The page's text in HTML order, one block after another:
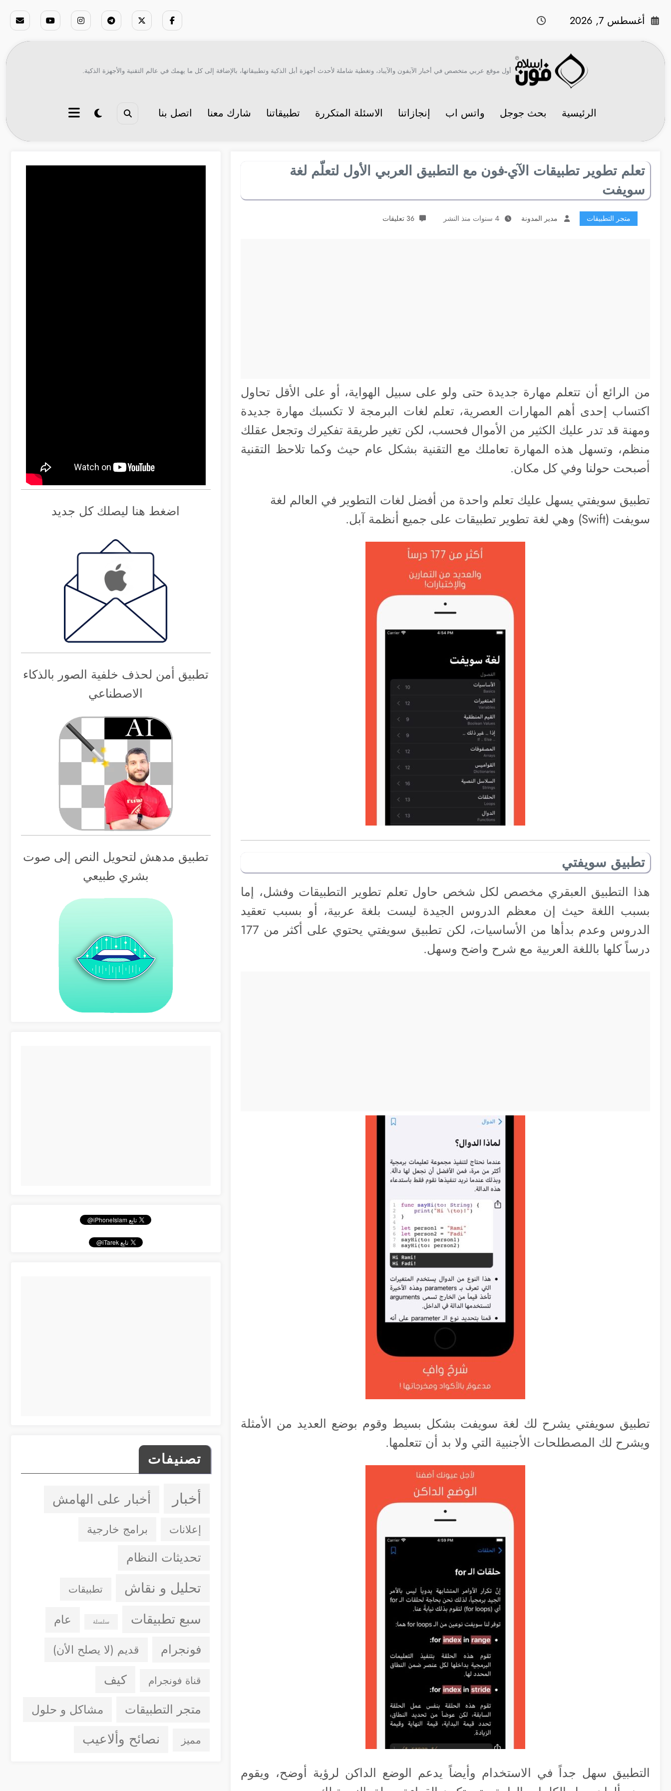
أغسطس 7, 2026
أول موقع عربي متخصص في أخبار الآيفون والآيباد، وتغطية شاملة لأحدث أجهزة أبل الذكية وتطبيقاتها، بالإضافة إلى كل ما يهمك في عالم التقنية والأجهزة الذكية.
الرئيسية بحث جوجل واتس اب إنجازاتنا الاسئلة المتكررة تطبيقاتنا شارك معنا اتصل بنا
تعلم تطوير تطبيقات الآي-فون مع التطبيق العربي الأول لتعلّم لغة
سويفت
متجر التطبيقات مدير المدونة 4 سنوات منذ النشر 36 تعليقات
من الرائع أن تتعلم مهارة جديدة حتى ولو على سبيل الهواية، أو على الأقل تحاول
اكتساب إحدى أهم المهارات العصرية، تعلم لغات البرمجة لا تكسبك مهارة جديدة
ومهنة قد تدر عليك الكثير من الأموال فحسب، لكن تغير طريقة تفكيرك وتجعل عقلك
منظم، وتسهل هذه المهارة تعاملك مع التقنية بشكل عام حيث وكما تلاحظ التقنية
أصبحت حولنا وفي كل مكان.
تطبيق سويفتي يسهل عليك تعلم واحدة من أفضل لغات التطوير في العالم لغة
سويفت (Swift) وهي لغة تطوير تطبيقات على جميع أنظمة آبل.
تطبيق سويفتي
هذا التطبيق العبقري مخصص لكل شخص حاول تعلم تطوير التطبيقات وفشل، إما
بسبب اللغة حيث إن معظم الدروس الجيدة ليست بلغة عربية، أو بسبب تعقيد
الدروس وعدم بدأها من الأساسيات، لكن تطبيق سويفتي يحتوي على أكثر من 177
درساً كلها باللغة العربية مع شرح واضح وسهل.
تطبيق سويفتي يشرح لك لغة سويفت بشكل بسيط وقوم بوضع العديد من الأمثلة
ويشرح لك المصطلحات الأجنبية التي ولا بد أن تتعلمها.
التطبيق سهل جداً في الاستخدام وأيضاً يدعم الوضع الداكن لرؤية أوضح، ويقوم
اضغط هنا ليصلك كل جديد
تطبيق أمن لحذف خلفية الصور بالذكاء
الاصطناعي
تطبيق مدهش لتحويل النص إلى صوت
بشري طبيعي
تصنيفات
أخبار أخبار على الهامش
إعلانات برامج خارجية
تحديثات النظام
تحليل و نقاش تطبيقات
سبع تطبيقات سلسلة عام
فونجرام قديم (لا يصلح الأن)
قناة فونجرام كيف
متجر التطبيقات مشاكل و حلول
مميز نصائح وألاعيب